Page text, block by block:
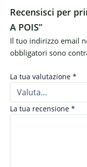
Recensisci per
A POIS”
Il tuo indirizzo email
obbligatori sono
La tua valutazione *
La tua recensione *